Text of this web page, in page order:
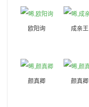
欧阳询 成亲王
颜真卿 颜真卿